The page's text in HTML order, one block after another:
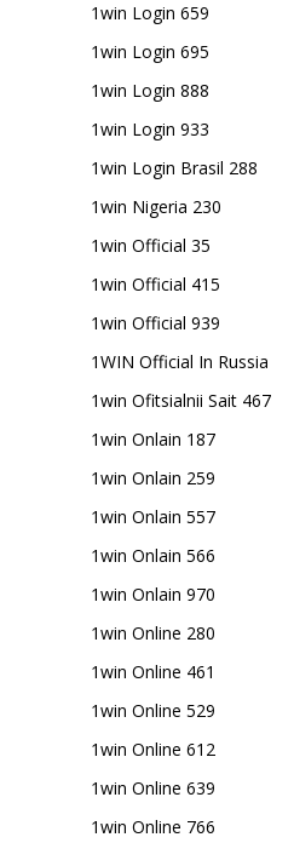
1win Login 659
1win Login 695
1win Login 888
1win Login 933
1win Login Brasil 288
1win Nigeria 230
1win Official 35
1win Official 415
1win Official 939
1WIN Official In Russia
1win Ofitsialnii Sait 467
1win Onlain 187
1win Onlain 259
1win Onlain 557
1win Onlain 566
1win Onlain 970
1win Online 280
1win Online 461
1win Online 529
1win Online 612
1win Online 639
1win Online 766